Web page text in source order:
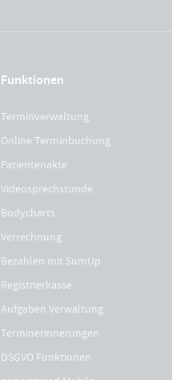
Funktionen
Terminverwaltung
Online Terminbuchung
Patientenakte
Videosprechstunde
Bodycharts
Verrechnung
Bezahlen mit SumUp
Registrierkasse
Aufgaben Verwaltung
Terminerinnerungen
DSGVO Funktionen